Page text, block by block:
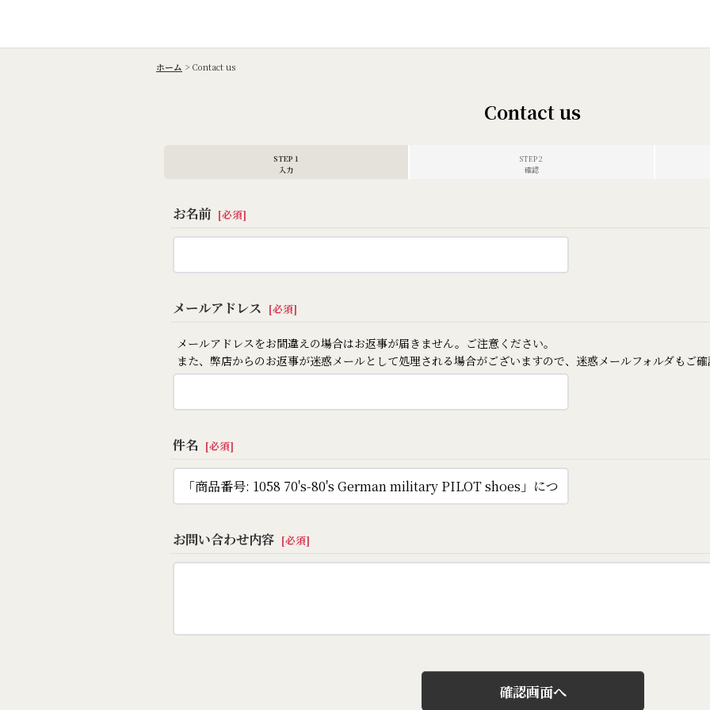
ホーム > Contact us
Contact us
STEP 1
入力
STEP 2
確認
お名前 [必須]
メールアドレス [必須]
メールアドレスをお間違えの場合はお返事が届きません。ご注意ください。
また、弊店からのお返事が迷惑メールとして処理される場合がございますので、迷惑メールフォルダもご確
件名 [必須]
お問い合わせ内容 [必須]
確認画面へ